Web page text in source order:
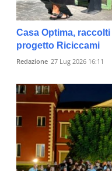
Casa Optima,
progetto Riciccami
Redazione 27 Lug 2026 16:11